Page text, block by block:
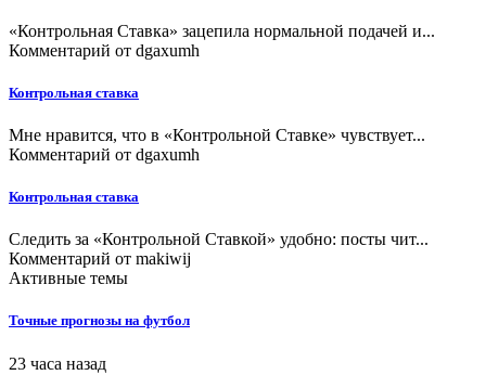
«Контрольная Ставка» зацепила нормальной подачей и...
Комментарий от dgaxumh
Контрольная ставка
Мне нравится, что в «Контрольной Ставке» чувствует...
Комментарий от dgaxumh
Контрольная ставка
Следить за «Контрольной Ставкой» удобно: посты чит...
Комментарий от makiwij
Активные темы
Точные прогнозы на футбол
23 часа назад